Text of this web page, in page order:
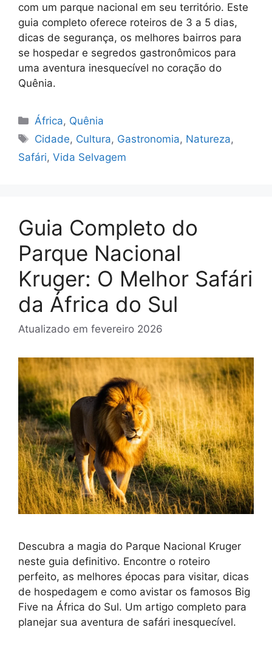
com um parque nacional em seu território. Este
guia completo oferece roteiros de 3 a 5 dias,
dicas de segurança, os melhores bairros para
se hospedar e segredos gastronômicos para
uma aventura inesquecível no coração do
Quênia.
Categorias
África, Quênia
Tags
Cidade, Cultura, Gastronomia, Natureza,
Safári, Vida Selvagem
Guia Completo do
Parque Nacional
Kruger: O Melhor Safári
da África do Sul
Atualizado em fevereiro 2026
Descubra a magia do Parque Nacional Kruger
neste guia definitivo. Encontre o roteiro
perfeito, as melhores épocas para visitar, dicas
de hospedagem e como avistar os famosos Big
Five na África do Sul. Um artigo completo para
planejar sua aventura de safári inesquecível.